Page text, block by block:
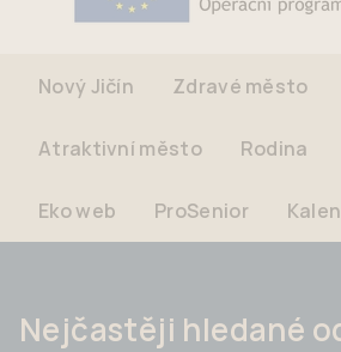
Nový Jičín Zdravé město
Atraktivní město Rodina
Eko web ProSenior
Nejčastěji hledané